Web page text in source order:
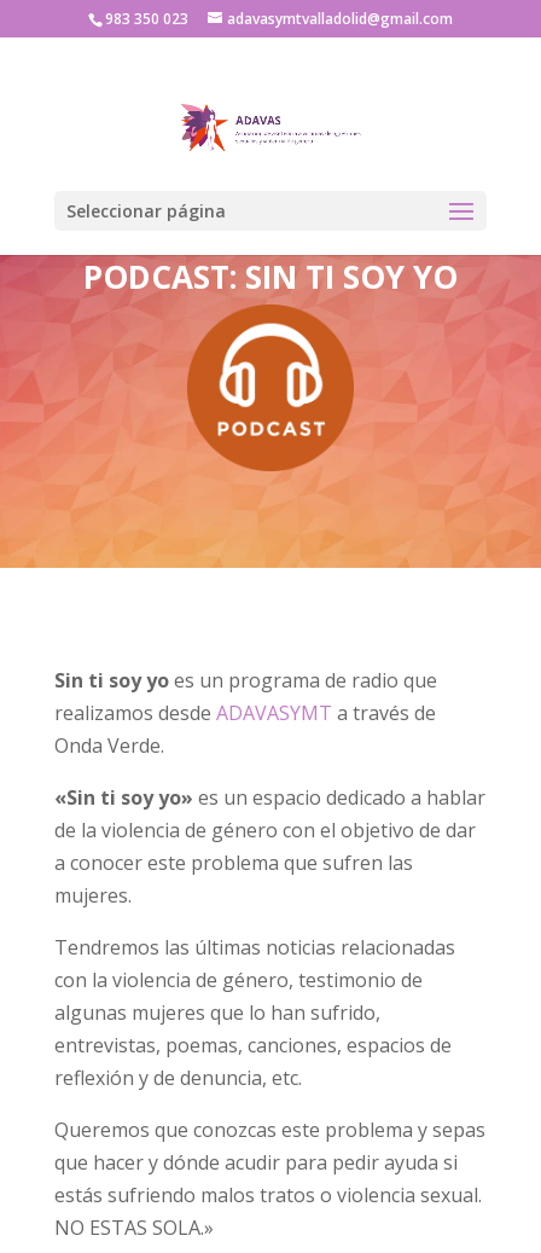
983 350 023 adavasymtvalladolid@gmail.com
Seleccionar página
PODCAST: SIN TI SOY YO
Sin ti soy yoes un programa de radio que
realizamos desde ADAVASYMT a través de
Onda Verde.
«Sin ti soy yo» es un espacio dedicado a hablar
de la violencia de género con el objetivo de dar
a conocer este problema que sufren las
mujeres.
Tendremos las últimas noticias relacionadas
con la violencia de género, testimonio de
algunas mujeres que lo han sufrido,
entrevistas, poemas, canciones, espacios de
reflexión y de denuncia, etc.
Queremos que conozcas este problema y sepas
que hacer y dónde acudir para pedir ayuda si
estás sufriendo malos tratos o violencia sexual.
NO ESTAS SOLA.»